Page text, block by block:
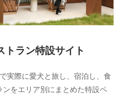
トラン特設サイト
実際に愛犬と旅し、宿泊し、食
をエリア別にまとめた特設ペ